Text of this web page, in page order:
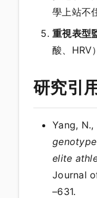
學上站不
重視表型
酸、HRV
研究引
Yang,
elite
Journal
–631.